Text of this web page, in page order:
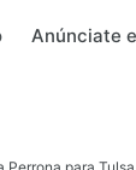
Anúnciate